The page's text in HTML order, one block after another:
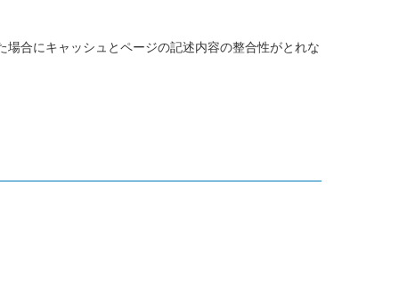
合にキャッシュとページの記述内容の整合性がとれな